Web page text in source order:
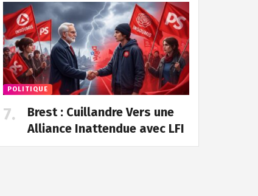
POLITIQUE
Brest : Cuillandre Vers une
Alliance Inattendue avec LFI